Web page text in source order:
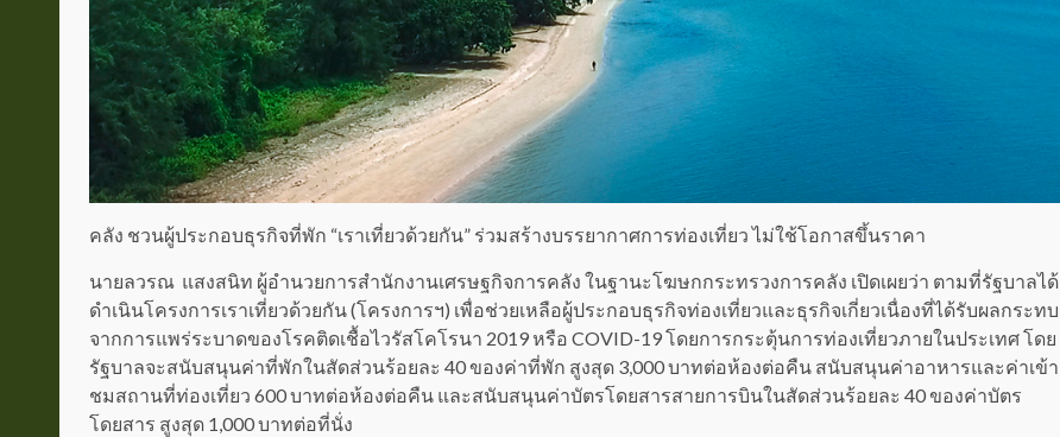
คลัง ชวนผู้ประกอบธุรกิจที่พัก “เราเที่ยวด้วยกัน” ร่วมสร้างบรรยากาศการท่องเที่ยว ไม่ใช้โอกาสขึ้นราคา
นายลวรณ แสงสนิท ผู้อำนวยการสำนักงานเศรษฐกิจการคลัง ในฐานะโฆษกกระทรวงการคลัง เปิดเผยว่า ตามที่รัฐบาลได้
ดำเนินโครงการเราเที่ยวด้วยกัน (โครงการฯ) เพื่อช่วยเหลือผู้ประกอบธุรกิจท่องเที่ยวและธุรกิจเกี่ยวเนื่องที่ได้รับผลกระทบ
จากการแพร่ระบาดของโรคติดเชื้อไวรัสโคโรนา 2019 หรือ COVID-19 โดยการกระตุ้นการท่องเที่ยวภายในประเทศ โดย
รัฐบาลจะสนับสนุนค่าที่พักในสัดส่วนร้อยละ 40 ของค่าที่พัก สูงสุด 3,000 บาทต่อห้องต่อคืน สนับสนุนค่าอาหารและค่าเข้า
ชมสถานที่ท่องเที่ยว 600 บาทต่อห้องต่อคืน และสนับสนุนค่าบัตรโดยสารสายการบินในสัดส่วนร้อยละ 40 ของค่าบัตร
โดยสาร สูงสุด 1,000 บาทต่อที่นั่ง